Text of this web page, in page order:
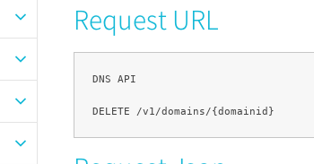
Request URL
DNS API